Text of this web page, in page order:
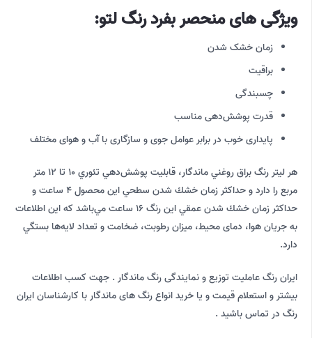
ویژگی های منحصر بفرد رنگ لتو:
زمان خشک شدن
براقیت
چسبندگی
قدرت پوشش‌دهی مناسب
پایداری خوب در برابر عوامل جوی و سازگاری با آب و هوای مختلف
هر ليتر رنگ براق روغني ماندگار، قابليت پوشش‌دهي تئوري 10 تا 12 متر
مربع را دارد و حداكثر زمان خشك شدن سطحي اين محصول 4 ساعت و
حداكثر زمان خشك شدن عمقي اين رنگ 16 ساعت مي‌باشد كه اين اطلاعات
به جریان هوا، دمای محیط، میزان رطوبت، ضخامت و‌ تعداد لایه‌ها بستگي
دارد.
ایران رنگ عاملیت توزیع و نمایندگی رنگ ماندگار . جهت کسب اطلاعات
بیشتر و استعلام قیمت و یا خرید انواع رنگ های ماندگار با کارشناسان ایران
رنگ در تماس باشید .